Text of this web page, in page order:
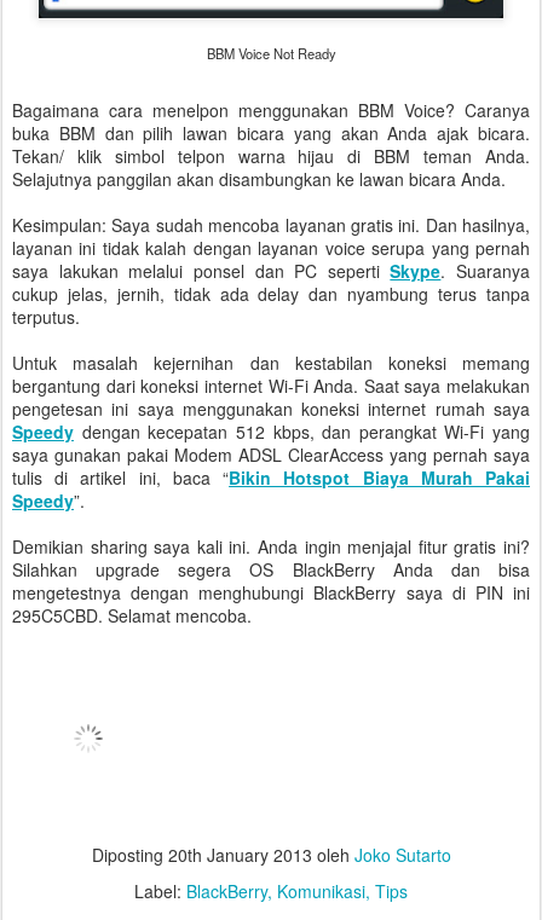
BBM Voice Not Ready
Bagaimana cara menelpon menggunakan BBM Voice? Caranya
buka BBM dan pilih lawan bicara yang akan Anda ajak bicara.
Tekan/ klik simbol telpon warna hijau di BBM teman Anda.
Selajutnya panggilan akan disambungkan ke lawan bicara Anda.
Kesimpulan: Saya sudah mencoba layanan gratis ini. Dan hasilnya,
layanan ini tidak kalah dengan layanan voice serupa yang pernah
saya lakukan melalui ponsel dan PC sepertiSkype. Suaranya
cukup jelas, jernih, tidak ada delay dan nyambung terus tanpa
terputus.
Untuk masalah kejernihan dan kestabilan koneksi memang
bergantung dari koneksi internet Wi-Fi Anda. Saat saya melakukan
pengetesan ini saya menggunakan koneksi internet rumah saya
Speedy dengan kecepatan 512 kbps, dan perangkat Wi-Fi yang
saya gunakan pakai Modem ADSL ClearAccess yang pernah saya
tulis di artikel ini, baca “Bikin Hotspot Biaya Murah Pakai
Speedy”.
Demikian sharing saya kali ini. Anda ingin menjajal fitur gratis ini?
Silahkan upgrade segera OS BlackBerry Anda dan bisa
mengetestnya dengan menghubungi BlackBerry saya di PIN ini
295C5CBD. Selamat mencoba.
Diposting 20th January 2013 oleh Joko Sutarto
Label: BlackBerry Komunikasi Tips